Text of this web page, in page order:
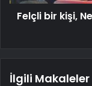
Felçli bir kişi,
İlgili Makaleler